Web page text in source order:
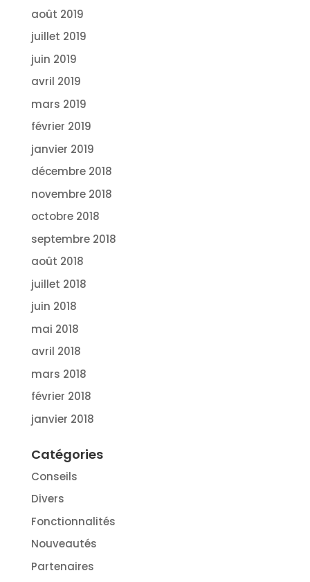
août 2019
juillet 2019
juin 2019
avril 2019
mars 2019
février 2019
janvier 2019
décembre 2018
novembre 2018
octobre 2018
septembre 2018
août 2018
juillet 2018
juin 2018
mai 2018
avril 2018
mars 2018
février 2018
janvier 2018
Catégories
Conseils
Divers
Fonctionnalités
Nouveautés
Partenaires